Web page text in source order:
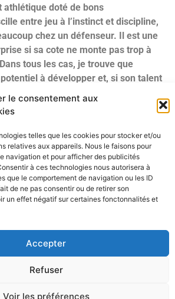
le consentement aux
telles que les cookies pour stocker et/ou
relatives aux appareils. Nous le faisons pour
navigation et pour afficher des publicités
à ces technologies nous autorisera à
que le comportement de navigation ou les ID
de ne pas consentir ou de retirer son
un effet négatif sur certaines fonctonnalités et
Accepter
Refuser
Voir les préférences
doté de bons
entre jeu à l’instinct et discipline,
chez un défenseur. Il est une
si sa cote ne monte pas trop à
tous les cas, je trouve que
à développer et, si son talent
sur mon board, je ne serais vraiment
craquait à partir du milieu du
NCAANFL DraftScoutingTexas
Rights Reserved © 2023
sur ce site sont protégés par les droits
ce soit ces éléments sans l’autorisation
de leurs propriétaires.